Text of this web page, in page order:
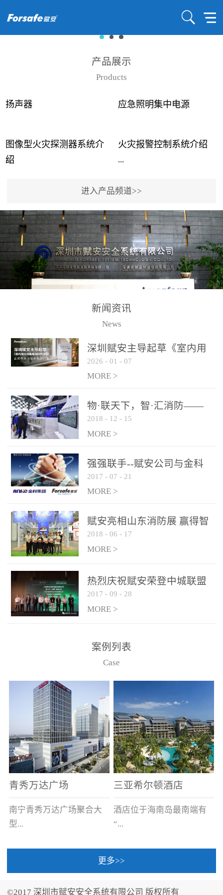
产品展示
Products
扬声器 应急照明集中电源
图像型火灾探测器系统介
绍
...
事故频发，传统的火灾探
测方法已无法满足要求。
尤其是目前众多的大型影
剧院、会议展览中心、体
育馆、大型仓库和隧道空
间等，其建筑结构特殊、
火灾隐患多。一旦发生火
传统的火灾关测器无法被
及时缺发，不能及早发现
和有效扑救火火，这不仅
力和闲难，同时也将造成
巨大的经济损失和社会影
响，基至还会造成人员伤
亡。图像型火灾探测器正
是针对这种高大空间建筑
物的消防设施、设备通过
现场图像的实时获取、预
处理和特征提取分析，实
现火焰的跟踪和识别。能
更早的进行预警，达到早
报早防的效果。 系统构
成示意图： 图像型火灾
和监控端两大部分组成。
两者之间通过以太网相
联，一台监控主机最多可
从监控主机上获取，最多
只能接6台，超过的需从现
火灾报警控制系统介绍
...
用了具有仲裁机制和冗余
校验的总线传输技术、线
路状态检测与保护技术、
后向光电感烟探测技术、
高可靠的系统抗干扰技术
等多项专利技术和专有技
警领域三十多年技术积累
和工程实践的结晶。
进入产品频道>>
新闻资讯
News
深圳赋安主导起草《室内用
光动能电池技术规程》 正式
布局光伏新能源产业
2026 - 01 - 07
MORE >
物·联天下，智·汇消防——
赋安F&S 2018上海消防展圆
满落幕
2018 - 12 - 15
MORE >
强强联手--赋安公司与金科
集团达成战略合作协议
2017 - 07 - 21
MORE >
赋安亮相山东消防展 赢得智
慧消防新荣耀
2018 - 06 - 17
MORE >
热烈庆祝赋安荣登中城联盟
联合采购战略合作平台
2017 - 09 - 28
MORE >
案例列表
Case
青秀万达广场
南宁青秀万达广场聚合大
型...
三亚希尔顿酒店
酒店位于海南岛最南端有
“...
中国的海岛天堂”之美称的
更多>>
©2017 深圳市赋安安全系统有限公司 版权所有